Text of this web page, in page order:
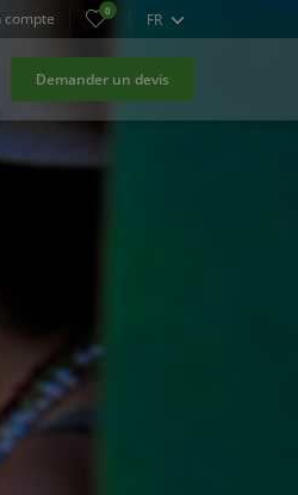
compte 0 FR
Demander un devis